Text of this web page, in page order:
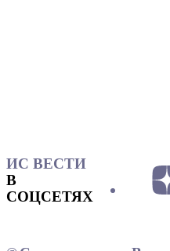
ИС ВЕСТИ
В
СОЦСЕТЯХ